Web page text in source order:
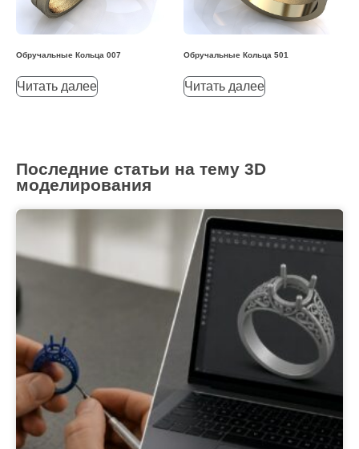
Обручальные Кольца 007
Читать далее
Обручальные Кольца 501
Читать далее
Последние статьи на тему 3D
моделирования